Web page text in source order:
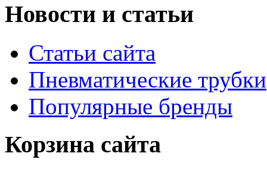
Новости и статьи
Статьи сайта
Пневматические трубки
Популярные бренды
Корзина сайта